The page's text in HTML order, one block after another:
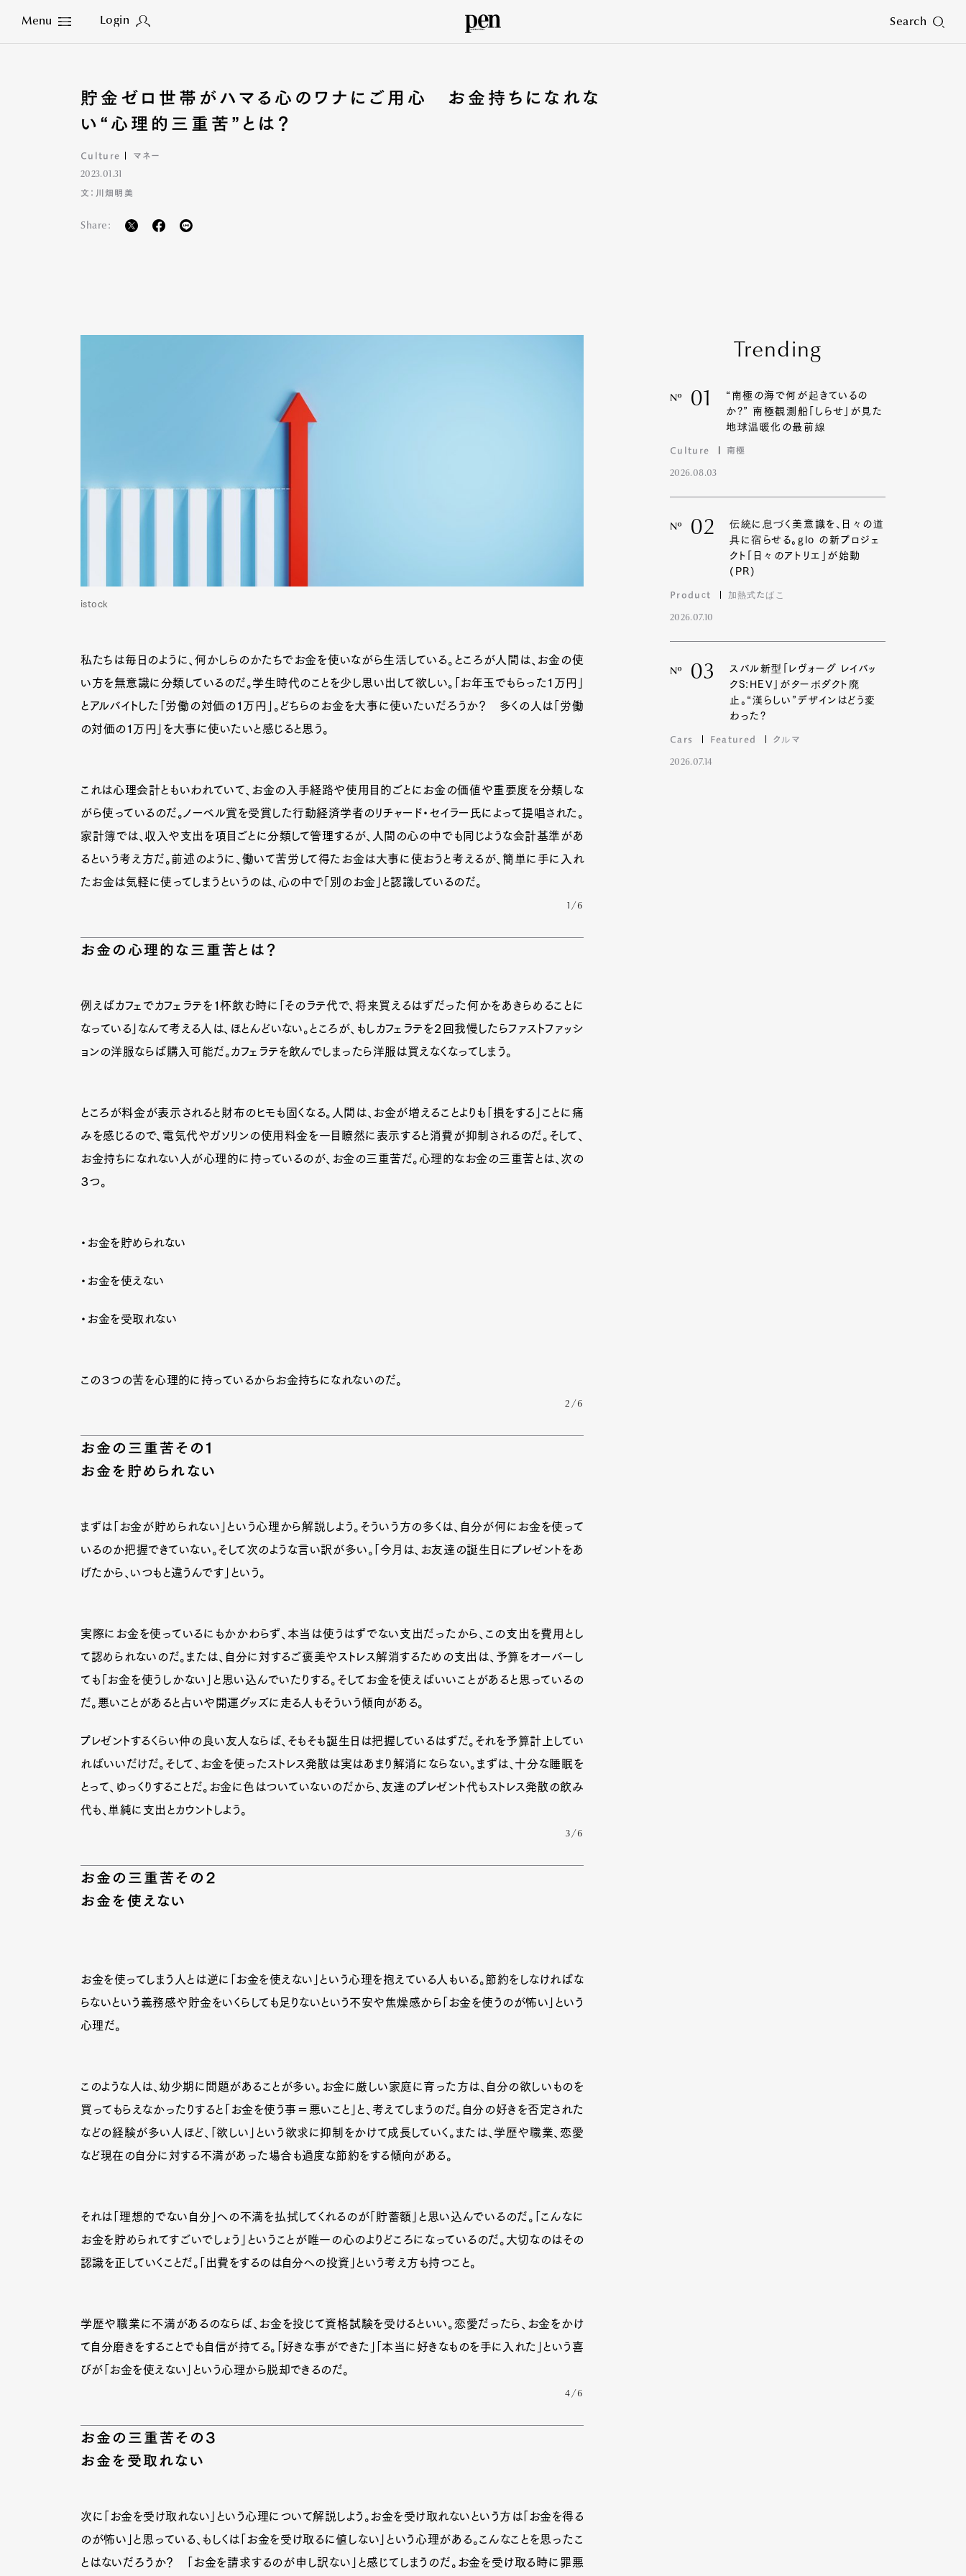
Menu Login Search
Close
Art&Design Watch
Fashion
Pen Meet Pen international Pen tw
貯金ゼロ世帯がハマる心のワナにご用心 お金持ちになれな
い“心理的三重苦”とは？
Culture マネー
2023.01.31
文：川畑明美
Share:
istock
私たちは毎日のように、何かしらのかたちでお金を使いながら生活している。ところが人間は、お金の使
い方を無意識に分類しているのだ。学生時代のことを少し思い出して欲しい。「お年玉でもらった１万円」
とアルバイトした「労働の対価の１万円」。どちらのお金を大事に使いたいだろうか？ 多くの人は「労働
の対価の１万円」を大事に使いたいと感じると思う。
これは心理会計ともいわれていて、お金の入手経路や使用目的ごとにお金の価値や重要度を分類しな
がら使っているのだ。ノーベル賞を受賞した行動経済学者のリチャード・セイラー氏によって提唱された。
家計簿では、収入や支出を項目ごとに分類して管理するが、人間の心の中でも同じような会計基準があ
るという考え方だ。前述のように、働いて苦労して得たお金は大事に使おうと考えるが、簡単に手に入れ
たお金は気軽に使ってしまうというのは、心の中で「別のお金」と認識しているのだ。
1/6
お金の心理的な三重苦とは？
例えばカフェでカフェラテを１杯飲む時に「そのラテ代で、将来買えるはずだった何かをあきらめることに
なっている」なんて考える人は、ほとんどいない。ところが、もしカフェラテを２回我慢したらファストファッシ
ョンの洋服ならば購入可能だ。カフェラテを飲んでしまったら洋服は買えなくなってしまう。
ところが料金が表示されると財布のヒモも固くなる。人間は、お金が増えることよりも「損をする」ことに痛
みを感じるので、電気代やガソリンの使用料金を一目瞭然に表示すると消費が抑制されるのだ。そして、
お金持ちになれない人が心理的に持っているのが、お金の三重苦だ。心理的なお金の三重苦とは、次の
３つ。
・お金を貯められない
・お金を使えない
・お金を受取れない
この３つの苦を心理的に持っているからお金持ちになれないのだ。
2/6
お金の三重苦その１
お金を貯められない
まずは「お金が貯められない」という心理から解説しよう。そういう方の多くは、自分が何にお金を使って
いるのか把握できていない。そして次のような言い訳が多い。「今月は、お友達の誕生日にプレゼントをあ
げたから、いつもと違うんです」という。
実際にお金を使っているにもかかわらず、本当は使うはずでない支出だったから、この支出を費用とし
て認められないのだ。または、自分に対するご褒美やストレス解消するための支出は、予算をオーバーし
ても「お金を使うしかない」と思い込んでいたりする。そしてお金を使えばいいことがあると思っているの
だ。悪いことがあると占いや開運グッズに走る人もそういう傾向がある。
プレゼントするくらい仲の良い友人ならば、そもそも誕生日は把握しているはずだ。それを予算計上してい
ればいいだけだ。そして、お金を使ったストレス発散は実はあまり解消にならない。まずは、十分な睡眠を
とって、ゆっくりすることだ。お金に色はついていないのだから、友達のプレゼント代もストレス発散の飲み
代も、単純に支出とカウントしよう。
3/6
お金の三重苦その２
お金を使えない
お金を使ってしまう人とは逆に「お金を使えない」という心理を抱えている人もいる。節約をしなければな
らないという義務感や貯金をいくらしても足りないという不安や焦燥感から「お金を使うのが怖い」という
心理だ。
このような人は、幼少期に問題があることが多い。お金に厳しい家庭に育った方は、自分の欲しいものを
買ってもらえなかったりすると「お金を使う事＝悪いこと」と、考えてしまうのだ。自分の好きを否定された
などの経験が多い人ほど、「欲しい」という欲求に抑制をかけて成長していく。または、学歴や職業、恋愛
など現在の自分に対する不満があった場合も過度な節約をする傾向がある。
それは「理想的でない自分」への不満を払拭してくれるのが「貯蓄額」と思い込んでいるのだ。「こんなに
お金を貯められてすごいでしょう」ということが唯一の心のよりどころになっているのだ。大切なのはその
認識を正していくことだ。「出費をするのは自分への投資」という考え方も持つこと。
学歴や職業に不満があるのならば、お金を投じて資格試験を受けるといい。恋愛だったら、お金をかけ
て自分磨きをすることでも自信が持てる。「好きな事ができた」「本当に好きなものを手に入れた」という喜
びが「お金を使えない」という心理から脱却できるのだ。
4/6
お金の三重苦その３
お金を受取れない
次に「お金を受け取れない」という心理について解説しよう。お金を受け取れないという方は「お金を得る
のが怖い」と思っている、もしくは「お金を受け取るに値しない」という心理がある。こんなことを思ったこ
とはないだろうか？ 「お金を請求するのが申し訳ない」と感じてしまうのだ。お金を受け取る時に罪悪
Trending
Nº 01
“南極の海で何が起きているの
か?” 南極観測船「しらせ」が見た
地球温暖化の最前線
Culture 南極
2026.08.03
Nº 02
伝統に息づく美意識を、日々の道
具に宿らせる。glo の新プロジェ
クト「日々のアトリエ」が始動
(PR)
Product 加熱式たばこ
2026.07.10
Nº 03
スバル新型「レヴォーグ レイバッ
クS:HEV」がターボダクト廃
止。“漢らしい”デザインはどう変
わった?
Cars Featured クルマ
2026.07.14